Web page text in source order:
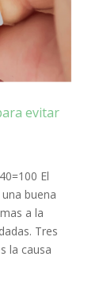
evitar
El
buena
a la
Tres
la causa